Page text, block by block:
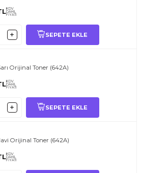
KDV
DAHİL
FİYATI
SEPETE EKLE
Orijinal Toner (642A)
KDV
DAHİL
FİYATI
SEPETE EKLE
Orijinal Toner (642A)
KDV
DAHİL
FİYATI